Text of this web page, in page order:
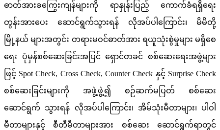
ဓာတ်အားခကြွေးကျန်များကို ရာနှုန်းပြည့် ကောက်ခံရရှိရေး
တွန်းအားပေး ဆောင်ရွက်သွားရန် လိုအပ်ပါကြောင်း၊ မိမိတို့
မြို့နယ် များအတွင်း တရားမဝင်ဓာတ်အား ရယူသုံးစွဲမှုများ မရှိစေ
ရေး ပုံမှန်စစ်ဆေးခြင်းအပြင် ရှောင်တခင် စစ်ဆေးရေးအဖွဲ့များ
ဖြင့် Spot Check, Cross Check, Counter Check နှင့် Surprise Check
စစ်ဆေးခြင်းများကို အဖွဲ့ဖွဲ့၍ စဉ်ဆက်မပြတ် စစ်ဆေး
ဆောင်ရွက် သွားရန် လိုအပ်ပါကြောင်း၊ အိမ်သုံးမီတာများ၊ ပါဝါ
မီတာများနှင့် စီတီမီတာများအား စစ်ဆေး ဆောင်ရွက်ရာတွင်